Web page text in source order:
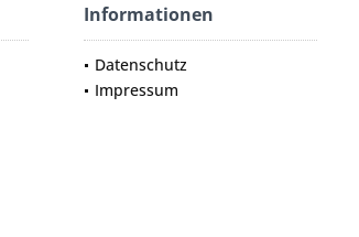
Informationen
Datenschutz
Impressum